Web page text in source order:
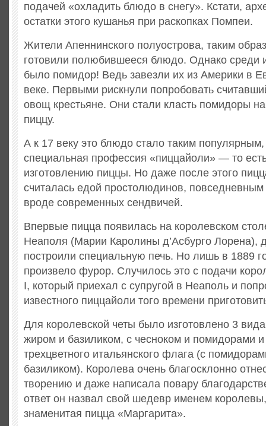
подачей «охладить блюдо в снегу». Кстати,
остатки этого кушанья при раскопках Помпеи.
Жители Апеннинского полуострова, таким
готовили полюбившееся блюдо. Однако среди
было помидор! Ведь завезли их из Америки в
веке. Первыми рискнули попробовать
овощ крестьяне. Они стали класть помидоры
пиццу.
А к 17 веку это блюдо стало таким
специальная профессия «пиццайоли» — то
изготовлению пиццы. Но даже после этого
считалась едой простолюдинов, повседневным
вроде современных сендвичей.
Впервые пицца появилась на королевском
Неаполя (Марии Каролины д’Асбурго Лорена),
построили специальную печь. Но лишь в 1889
произвело фурор. Случилось это с подачи
I, который приехал с супругой в Неаполь и
известного пиццайоли того времени
Для королевской четы было изготовлено 3
жиром и базиликом, с чесноком и помидорами и
трехцветного итальянского флага (с
базиликом). Королева очень благосклонно
творению и даже написала повару
ответ он назвал свой шедевр именем
знаменитая пицца «Маргарита».